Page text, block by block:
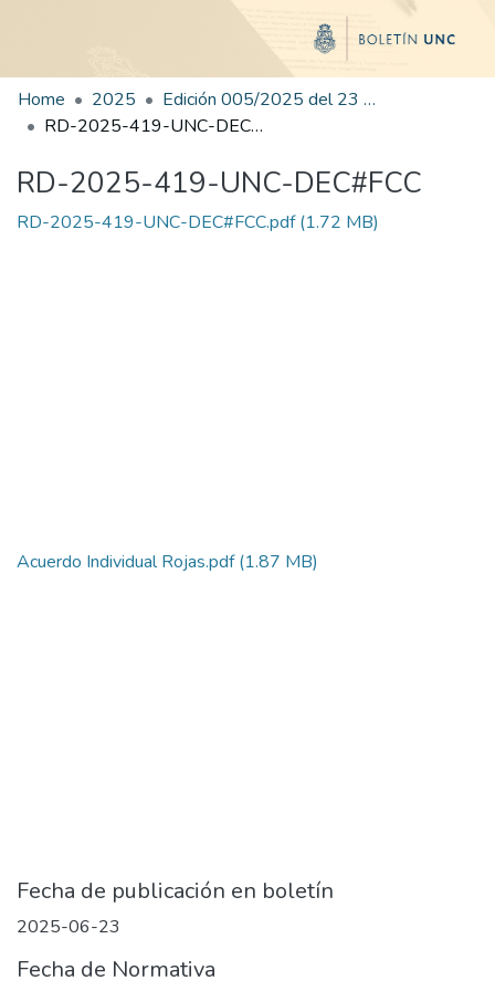
Home 2025
Edición 005/2025 del 23 de junio de 2025
RD-2025-419-UNC-DEC#FCC
RD-2025-419-UNC-DEC#FCC
RD-2025-419-UNC-DEC#FCC.pdf(1.72 MB)
Acuerdo Individual Rojas.pdf(1.87 MB)
Fecha de publicación en boletín
2025-06-23
Fecha de Normativa